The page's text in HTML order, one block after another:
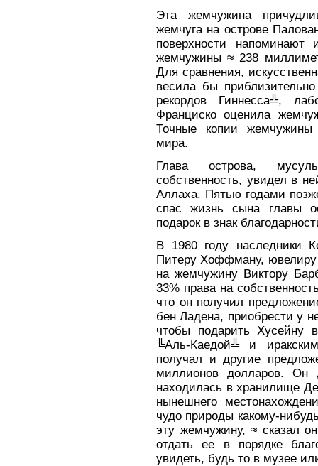
Эта жемчужина
жемчуга на острове
поверхности напоминают
жемчужины ≈ 238
Для сравнения,
весила бы
рекордов Гиннесса╩,
Франциско оценила
Точные копии
мира.
Глава острова,
собственность, увидел в
Аллаха. Пятью годами
спас жизнь сына главы
подарок в знак
В 1980 году наследники
Питеру Хоффману, ювелиру
на жемчужину Виктору
33% права на
что он получил
бен Ладена, приобрести у
чтобы подарить Хусейну
╚Аль-Каедой╩ и
получал и другие
миллионов долларов. Он
находилась в хранилище
нынешнего
чудо природы какому-
эту жемчужину, ≈ сказал
отдать ее в порядке
увидеть, будь то в музее